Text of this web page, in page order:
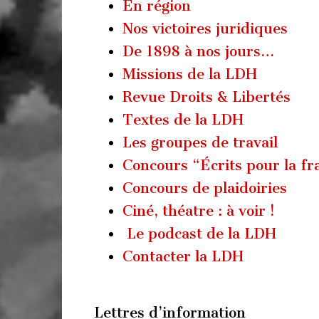
En région
Nos victoires juridiques
De 1898 à nos jours…
Missions de la LDH
Revue Droits & Libertés
Textes de la LDH
Les groupes de travail
Concours “Écrits pour la
Concours de plaidoiries
Ciné, théatre : à voir !
Le podcast de la LDH
Contacter la LDH
Lettres d’information